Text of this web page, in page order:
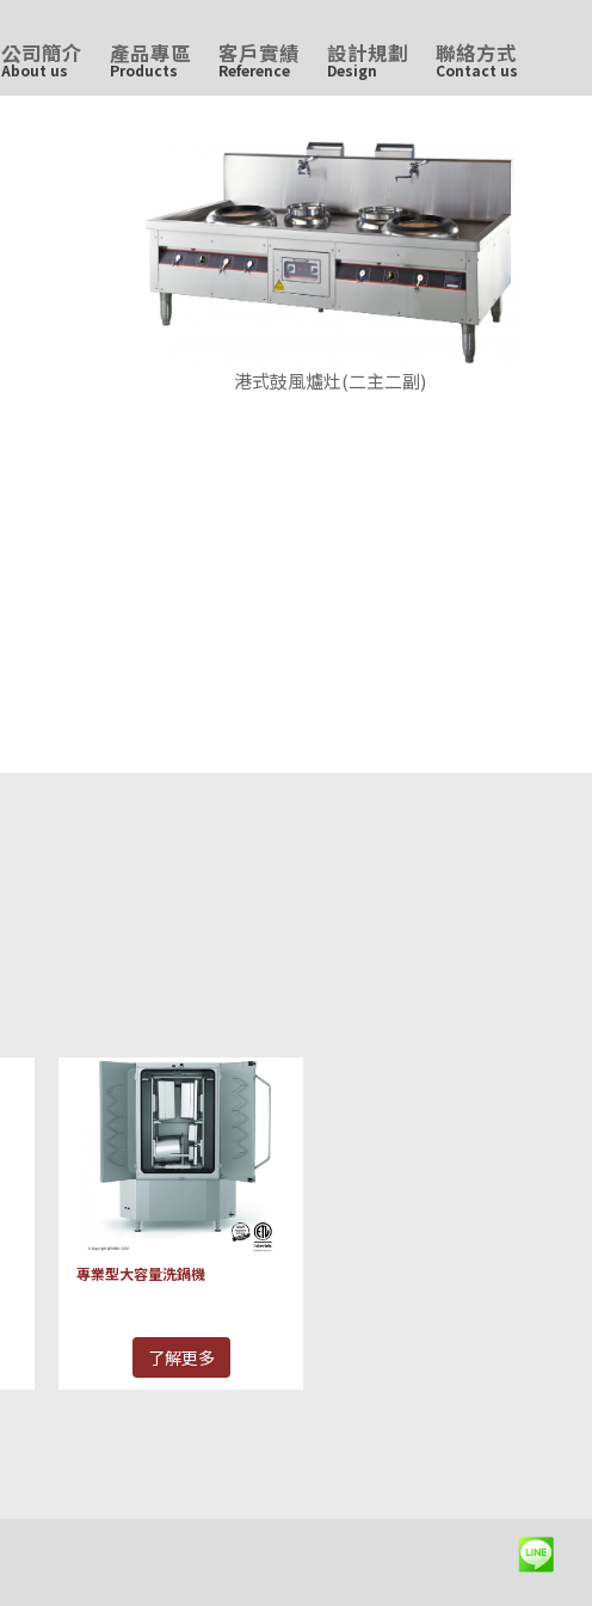
公司簡介
About us
產品專區
Products
客戶實績
Reference
設計規劃
Design
聯絡方式
Contact us
港式鼓風爐灶(二主二副)
專業型大容量洗鍋機
了解更多